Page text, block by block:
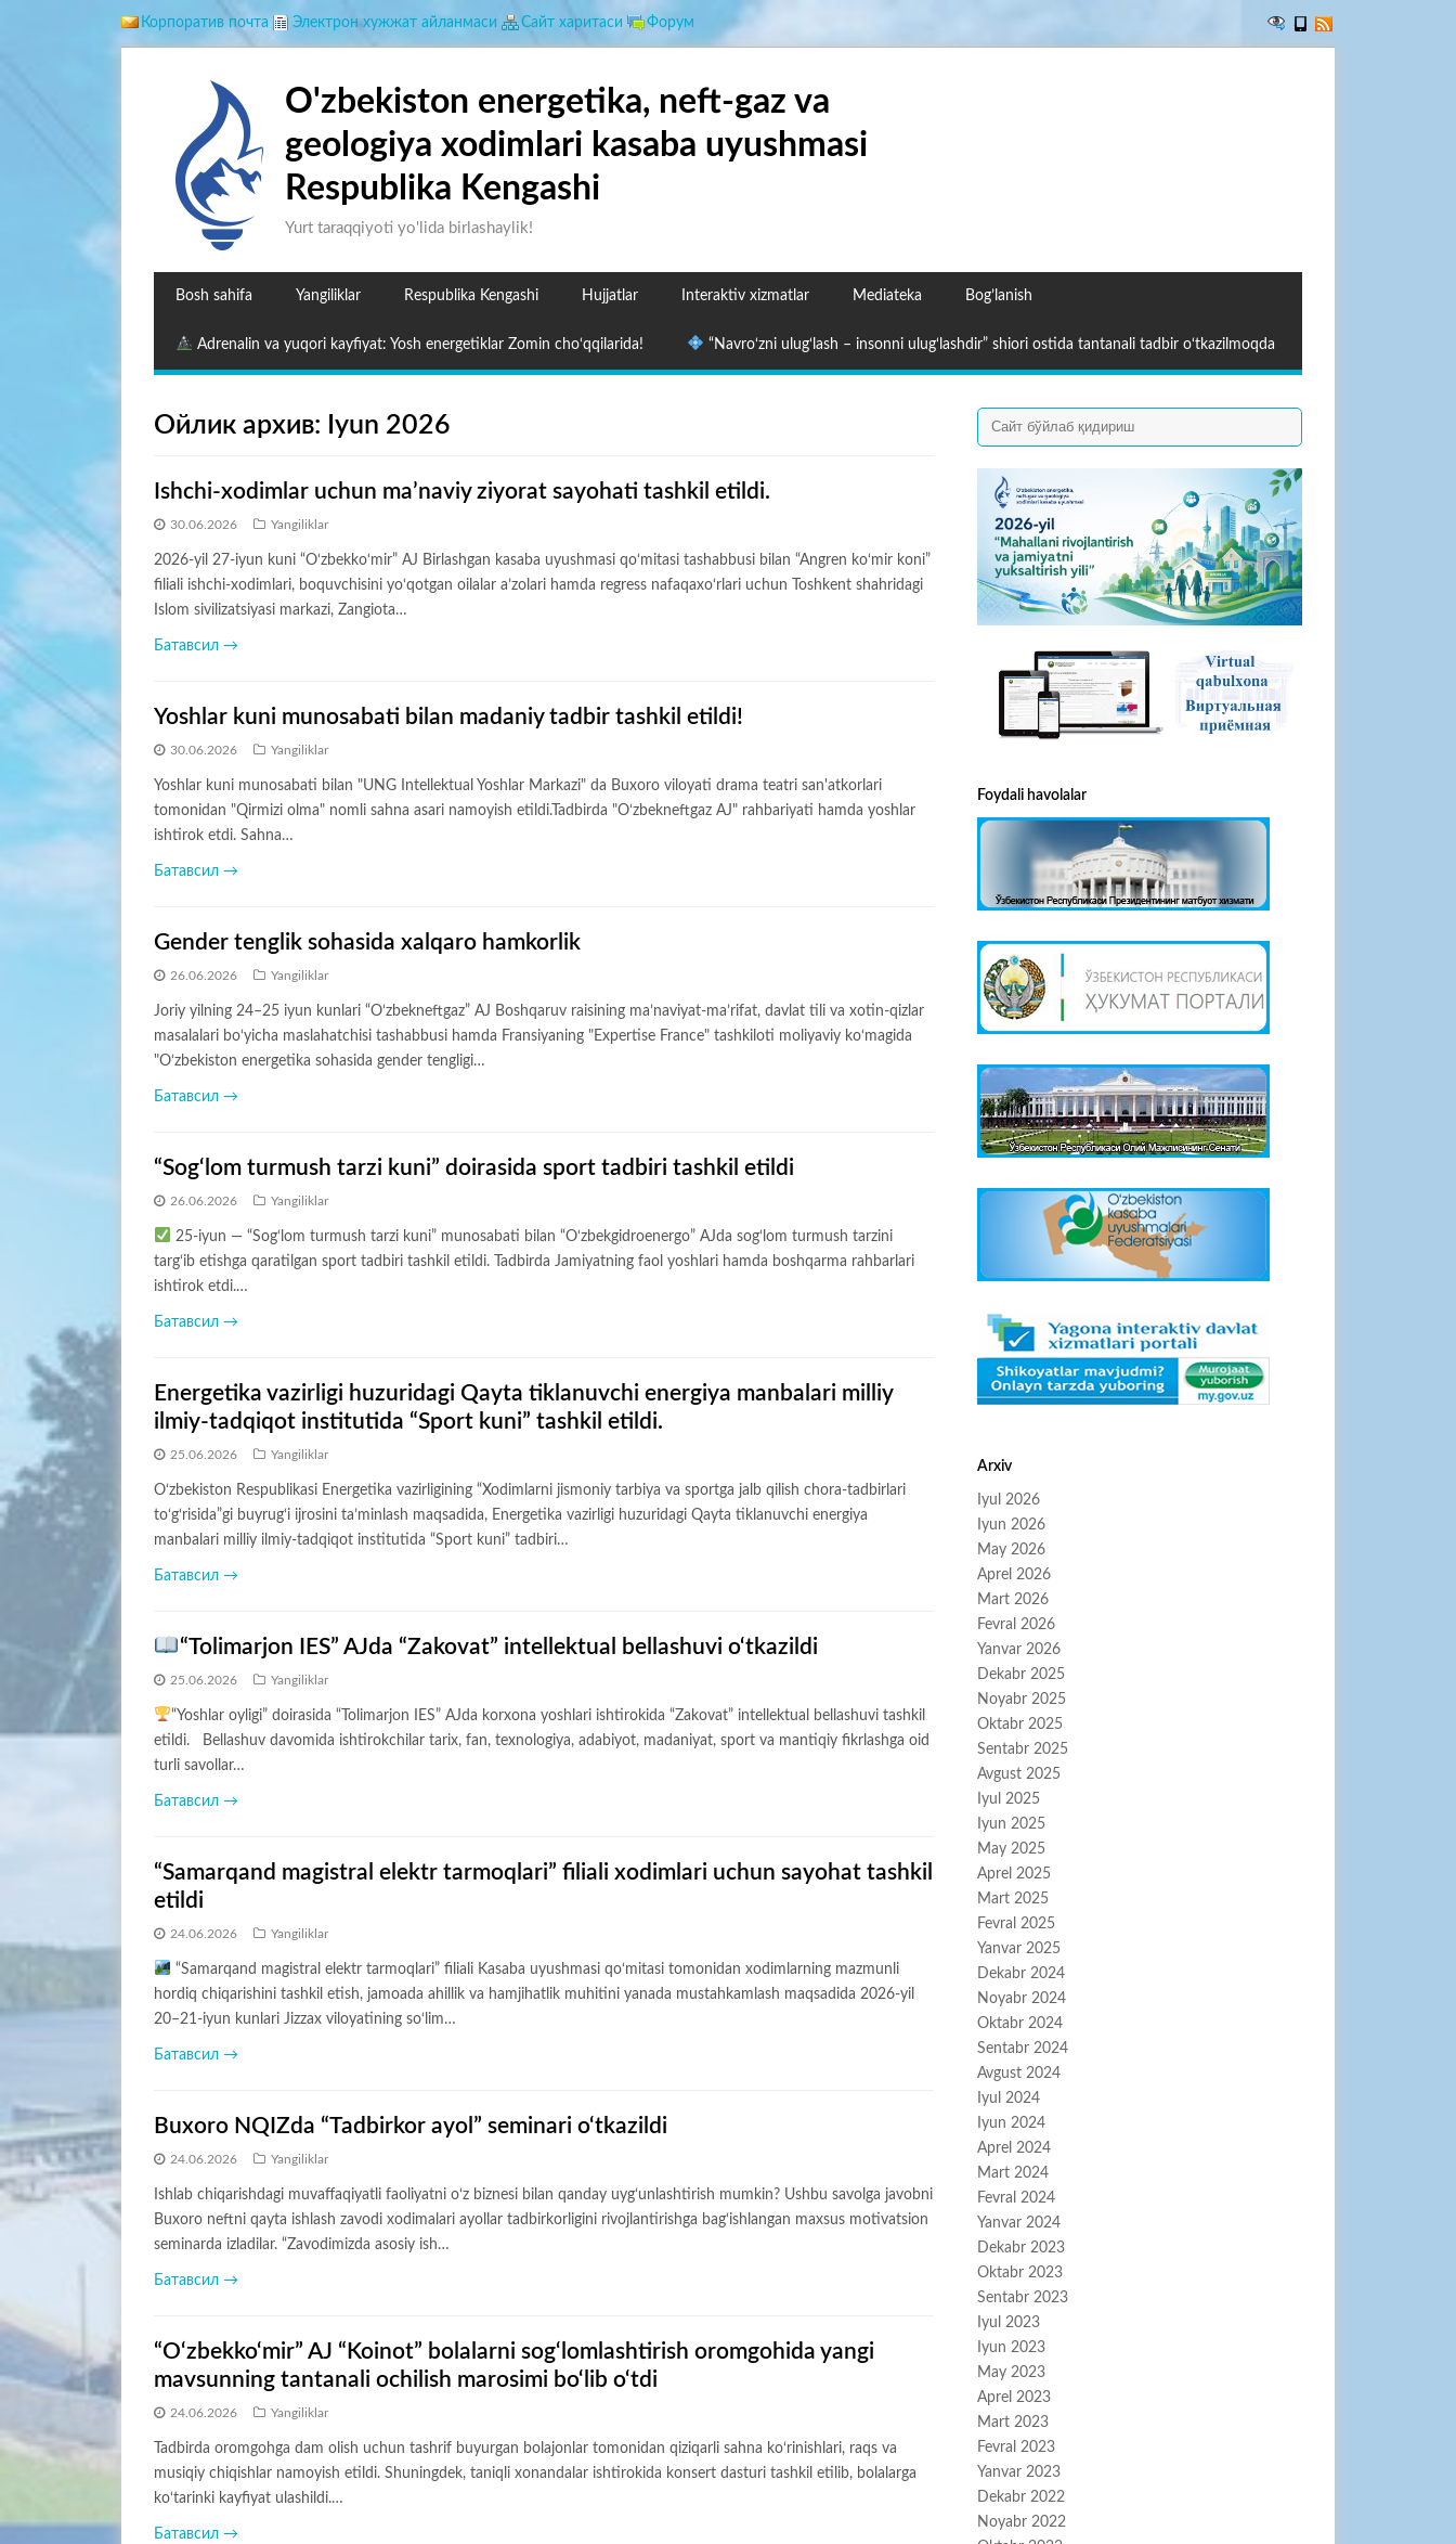
Корпоратив почта Электрон хужжат айланмаси Сайт харитаси Форум
O'zbekiston energetika, neft-gaz va
geologiya xodimlari kasaba uyushmasi
Respublika Kengashi
Yurt taraqqiyoti yo'lida birlashaylik!
Bosh sahifa Yangiliklar Respublika Kengashi Hujjatlar Interaktiv xizmatlar Mediateka Bog’lanish
Adrenalin va yuqori kayfiyat: Yosh energetiklar Zomin cho‘qqilarida! “Navro‘zni ulug‘lash – insonni ulug‘lashdir” shiori ostida tantanali tadbir o‘tkazilmoqda
Ойлик архив: Iyun 2026
Ishchi-xodimlar uchun ma’naviy ziyorat sayohati tashkil etildi.
30.06.2026 Yangiliklar
2026-yil 27-iyun kuni “O‘zbekko‘mir” AJ Birlashgan kasaba uyushmasi qo‘mitasi tashabbusi bilan “Angren ko‘mir koni”
filiali ishchi-xodimlari, boquvchisini yo‘qotgan oilalar a’zolari hamda regress nafaqaxo‘rlari uchun Toshkent shahridagi
Islom sivilizatsiyasi markazi, Zangiota…
Батавсил →
Yoshlar kuni munosabati bilan madaniy tadbir tashkil etildi!
30.06.2026 Yangiliklar
Yoshlar kuni munosabati bilan "UNG Intellektual Yoshlar Markazi" da Buxoro viloyati drama teatri san'atkorlari
tomonidan "Qirmizi olma" nomli sahna asari namoyish etildi.Tadbirda "O‘zbekneftgaz AJ" rahbariyati hamda yoshlar
ishtirok etdi. Sahna…
Батавсил →
Gender tenglik sohasida xalqaro hamkorlik
26.06.2026 Yangiliklar
Joriy yilning 24–25 iyun kunlari “O‘zbekneftgaz” AJ Boshqaruv raisining ma’naviyat-ma’rifat, davlat tili va xotin-qizlar
masalalari bo‘yicha maslahatchisi tashabbusi hamda Fransiyaning "Expertise France" tashkiloti moliyaviy ko‘magida
"O‘zbekiston energetika sohasida gender tengligi…
Батавсил →
“Sog‘lom turmush tarzi kuni” doirasida sport tadbiri tashkil etildi
26.06.2026 Yangiliklar
25-iyun — “Sog‘lom turmush tarzi kuni” munosabati bilan “O‘zbekgidroenergo” AJda sog‘lom turmush tarzini
targ‘ib etishga qaratilgan sport tadbiri tashkil etildi. Tadbirda Jamiyatning faol yoshlari hamda boshqarma rahbarlari
ishtirok etdi.…
Батавсил →
Energetika vazirligi huzuridagi Qayta tiklanuvchi energiya manbalari milliy
ilmiy-tadqiqot institutida “Sport kuni” tashkil etildi.
25.06.2026 Yangiliklar
O‘zbekiston Respublikasi Energetika vazirligining “Xodimlarni jismoniy tarbiya va sportga jalb qilish chora-tadbirlari
to‘g‘risida”gi buyrug‘i ijrosini ta’minlash maqsadida, Energetika vazirligi huzuridagi Qayta tiklanuvchi energiya
manbalari milliy ilmiy-tadqiqot institutida “Sport kuni” tadbiri…
Батавсил →
“Tolimarjon IES” AJda “Zakovat” intellektual bellashuvi o‘tkazildi
25.06.2026 Yangiliklar
“Yoshlar oyligi” doirasida “Tolimarjon IES” AJda korxona yoshlari ishtirokida “Zakovat” intellektual bellashuvi tashkil
etildi. Bellashuv davomida ishtirokchilar tarix, fan, texnologiya, adabiyot, madaniyat, sport va mantiqiy fikrlashga oid
turli savollar…
Батавсил →
“Samarqand magistral elektr tarmoqlari” filiali xodimlari uchun sayohat tashkil
etildi
24.06.2026 Yangiliklar
“Samarqand magistral elektr tarmoqlari” filiali Kasaba uyushmasi qo‘mitasi tomonidan xodimlarning mazmunli
hordiq chiqarishini tashkil etish, jamoada ahillik va hamjihatlik muhitini yanada mustahkamlash maqsadida 2026-yil
20–21-iyun kunlari Jizzax viloyatining so‘lim…
Батавсил →
Buxoro NQIZda “Tadbirkor ayol” seminari o‘tkazildi
24.06.2026 Yangiliklar
Ishlab chiqarishdagi muvaffaqiyatli faoliyatni o‘z biznesi bilan qanday uyg‘unlashtirish mumkin? Ushbu savolga javobni
Buxoro neftni qayta ishlash zavodi xodimalari ayollar tadbirkorligini rivojlantirishga bag‘ishlangan maxsus motivatsion
seminarda izladilar. “Zavodimizda asosiy ish…
Батавсил →
“O‘zbekko‘mir” AJ “Koinot” bolalarni sog‘lomlashtirish oromgohida yangi
mavsunning tantanali ochilish marosimi bo‘lib o‘tdi
24.06.2026 Yangiliklar
Tadbirda oromgohga dam olish uchun tashrif buyurgan bolajonlar tomonidan qiziqarli sahna ko‘rinishlari, raqs va
musiqiy chiqishlar namoyish etildi. Shuningdek, taniqli xonandalar ishtirokida konsert dasturi tashkil etilib, bolalarga
ko‘tarinki kayfiyat ulashildi.…
Батавсил →
Foydali havolalar
Arxiv
Iyul 2026
Iyun 2026
May 2026
Aprel 2026
Mart 2026
Fevral 2026
Yanvar 2026
Dekabr 2025
Noyabr 2025
Oktabr 2025
Sentabr 2025
Avgust 2025
Iyul 2025
Iyun 2025
May 2025
Aprel 2025
Mart 2025
Fevral 2025
Yanvar 2025
Dekabr 2024
Noyabr 2024
Oktabr 2024
Sentabr 2024
Avgust 2024
Iyul 2024
Iyun 2024
Aprel 2024
Mart 2024
Fevral 2024
Yanvar 2024
Dekabr 2023
Oktabr 2023
Sentabr 2023
Iyul 2023
Iyun 2023
May 2023
Aprel 2023
Mart 2023
Fevral 2023
Yanvar 2023
Dekabr 2022
Noyabr 2022